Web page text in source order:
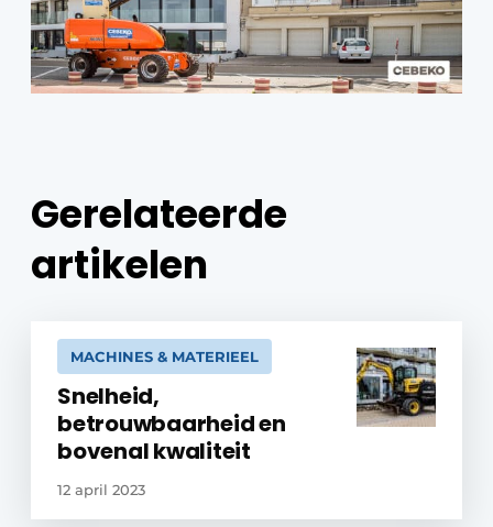
Gerelateerde
artikelen
MACHINES & MATERIEEL
Snelheid,
betrouwbaarheid en
bovenal kwaliteit
12 april 2023